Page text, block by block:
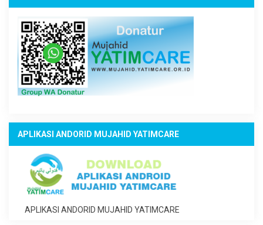
APLIKASI ANDORID MUJAHID YATIMCARE
APLIKASI ANDORID MUJAHID YATIMCARE